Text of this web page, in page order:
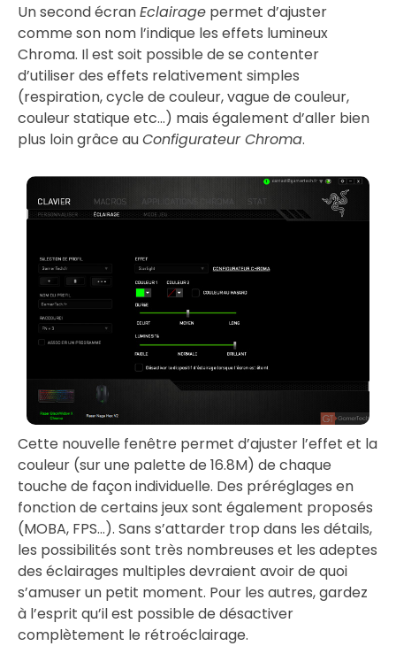
Un second écranEclairage permet d’ajuster
comme son nom l’indique les effets lumineux
Chroma. Il est soit possible de se contenter
d’utiliser des effets relativement simples
(respiration, cycle de couleur, vague de couleur,
couleur statique etc…) mais également d’aller bien
plus loin grâce auConfigurateur Chroma.
Cette nouvelle fenêtre permet d’ajuster l’effet et la
couleur (sur une palette de 16.8M) de chaque
touche de façon individuelle. Des préréglages en
fonction de certains jeux sont également proposés
(MOBA, FPS…). Sans s’attarder trop dans les détails,
les possibilités sont très nombreuses et les adeptes
des éclairages multiples devraient avoir de quoi
s’amuser un petit moment. Pour les autres, gardez
à l’esprit qu’il est possible de désactiver
complètement le rétroéclairage.